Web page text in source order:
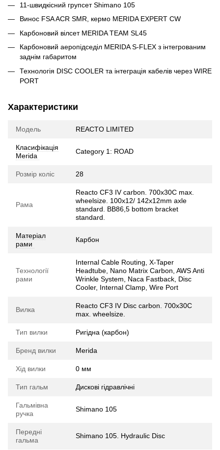
11-швидкісний групсет Shimano 105
Винос FSA ACR SMR, кермо MERIDA EXPERT CW
Карбоновий вілсет MERIDA TEAM SL45
Карбоновий аеропідседіл MERIDA S-FLEX з інтегрованим
заднім габаритом
Технологія DISC COOLER та інтеграція кабелів через WIRE
PORT
Характеристики
Модель REACTO LIMITED
Класифікація
Merida
Category 1: ROAD
Розмір коліс 28
Рама
Reacto CF3 IV carbon. 700x30C max.
wheelsize. 100x12/ 142x12mm axle
standard. BB86,5 bottom bracket
standard.
Матеріал
рами
Карбон
Технології
рами
Internal Cable Routing, X-Taper
Headtube, Nano Matrix Carbon, AWS Anti
Wrinkle System, Naca Fastback, Disc
Cooler, Internal Clamp, Wire Port
Вилка
Reacto CF3 IV Disc carbon. 700x30C
max. wheelsize.
Тип вилки Ригідна (карбон)
Бренд вилки Merida
Хід вилки 0 мм
Тип гальм Дискові гідравлічні
Гальмівна
ручка
Shimano 105
Передні
гальма
Shimano 105. Hydraulic Disc